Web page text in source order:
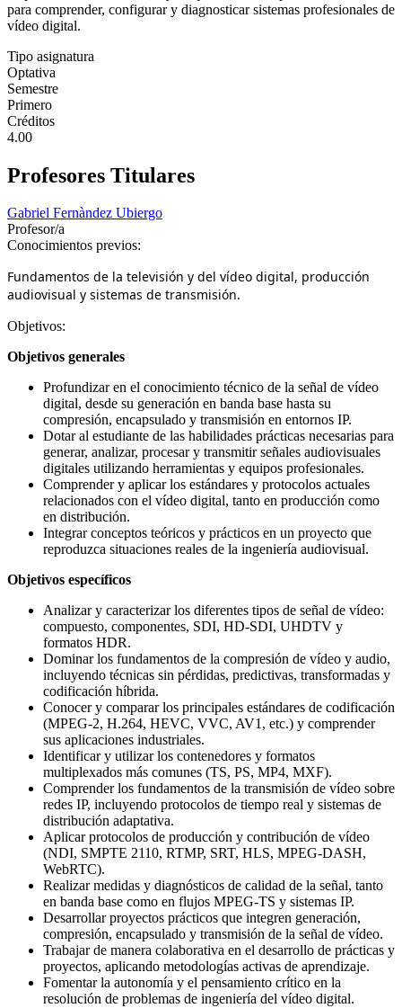
para comprender, configurar y diagnosticar sistemas profesionales de
vídeo digital.
Tipo asignatura
Optativa
Semestre
Primero
Créditos
4.00
Profesores Titulares
Gabriel Fernàndez Ubiergo
Profesor/a
Conocimientos previos:
Fundamentos de la televisión y del vídeo digital, producción
audiovisual y sistemas de transmisión.
Objetivos:
Objetivos generales
Profundizar en el conocimiento técnico de la señal de vídeo
digital, desde su generación en banda base hasta su
compresión, encapsulado y transmisión en entornos IP.
Dotar al estudiante de las habilidades prácticas necesarias para
generar, analizar, procesar y transmitir señales audiovisuales
digitales utilizando herramientas y equipos profesionales.
Comprender y aplicar los estándares y protocolos actuales
relacionados con el vídeo digital, tanto en producción como
en distribución.
Integrar conceptos teóricos y prácticos en un proyecto que
reproduzca situaciones reales de la ingeniería audiovisual.
Objetivos específicos
Analizar y caracterizar los diferentes tipos de señal de vídeo:
compuesto, componentes, SDI, HD-SDI, UHDTV y
formatos HDR.
Dominar los fundamentos de la compresión de vídeo y audio,
incluyendo técnicas sin pérdidas, predictivas, transformadas y
codificación híbrida.
Conocer y comparar los principales estándares de codificación
(MPEG-2, H.264, HEVC, VVC, AV1, etc.) y comprender
sus aplicaciones industriales.
Identificar y utilizar los contenedores y formatos
multiplexados más comunes (TS, PS, MP4, MXF).
Comprender los fundamentos de la transmisión de vídeo sobre
redes IP, incluyendo protocolos de tiempo real y sistemas de
distribución adaptativa.
Aplicar protocolos de producción y contribución de vídeo
(NDI, SMPTE 2110, RTMP, SRT, HLS, MPEG-DASH,
WebRTC).
Realizar medidas y diagnósticos de calidad de la señal, tanto
en banda base como en flujos MPEG-TS y sistemas IP.
Desarrollar proyectos prácticos que integren generación,
compresión, encapsulado y transmisión de la señal de vídeo.
Trabajar de manera colaborativa en el desarrollo de prácticas y
proyectos, aplicando metodologías activas de aprendizaje.
Fomentar la autonomía y el pensamiento crítico en la
resolución de problemas de ingeniería del vídeo digital.